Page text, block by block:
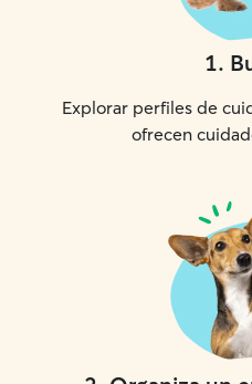
1.
Explorar perfiles de
ofrecen